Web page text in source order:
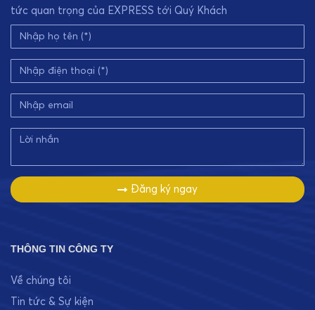
tức quan trọng của EXPRESS tới Quý Khách
Đăng ký ngay
THÔNG TIN CÔNG TY
Về chúng tôi
Tin tức & Sự kiện